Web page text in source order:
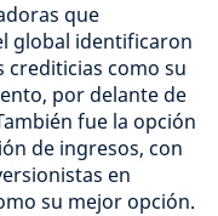
que
global identificaron
crediticias como su
por delante de
fue la opción
de ingresos, con
en
su mejor opción.